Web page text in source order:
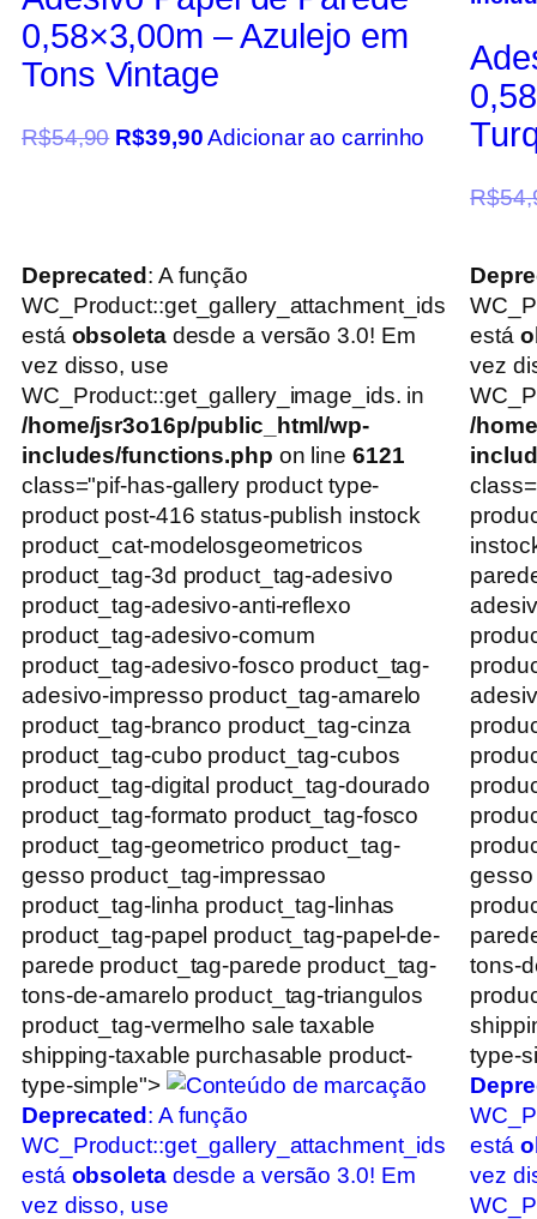
0,58×3,00m – Azulejo em
Tons Vintage
R$54,90 R$39,90 Adicionar ao carrinho
R$
Deprecated : A função
WC_Product::get_gallery_attachment_ids
está obsoletadesde a versão 3.0! Em
vez disso, use
WC_Product::get_gallery_image_ids. in
/home/jsr3o16p/public_html/wp-
includes/functions.php on line 6121
class="pif-has-gallery product type-
product post-416 status-publish instock
product_cat-modelosgeometricos
product_tag-3d product_tag-adesivo
product_tag-adesivo-anti-reflexo
product_tag-adesivo-comum
product_tag-adesivo-fosco product_tag-
adesivo-impresso product_tag-amarelo
product_tag-branco product_tag-cinza
product_tag-cubo product_tag-cubos
product_tag-digital product_tag-dourado
product_tag-formato product_tag-fosco
product_tag-geometrico product_tag-
gesso product_tag-impressao
product_tag-linha product_tag-linhas
product_tag-papel product_tag-papel-de-
parede product_tag-parede product_tag-
tons-de-amarelo product_tag-triangulos
product_tag-vermelho sale taxable
shipping-taxable purchasable product-
type-simple">
Deprecated : A função
WC_Product::get_gallery_attachment_ids
está obsoletadesde a versão 3.0! Em
vez disso, use
está
vez
/
tons-
type-
está
vez